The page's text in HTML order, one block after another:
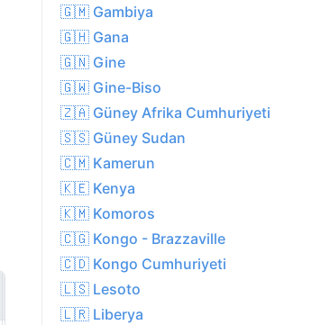
Çar 12. Ağu
🇬🇲 Gambiya
🇬🇭 Gana
🇬🇳 Gine
🇬🇼 Gine-Biso
🇿🇦 Güney Afrika Cumhuriyeti
🇸🇸 Güney Sudan
🇨🇲 Kamerun
🇰🇪 Kenya
🇰🇲 Komoros
🇨🇬 Kongo - Brazzaville
🇨🇩 Kongo Cumhuriyeti
🇱🇸 Lesoto
🇱🇷 Liberya